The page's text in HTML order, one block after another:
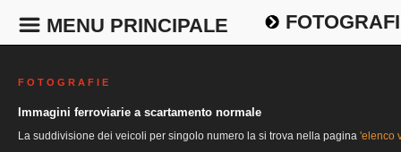
MENU PRINCIPALE
F O T O G R A F I E
Immagini ferroviarie a scartamento normale
La suddivisione dei veicoli per singolo numero la si trova nella pagina 'elenco